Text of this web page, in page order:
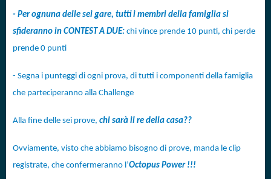
- Per ognuna delle sei gare, tutti i membri della famiglia si
sfideranno in CONTEST A DUE: chi vince prende 10 punti, chi perde
prende 0 punti
- Segna i punteggi di ogni prova, di tutti i componenti della famiglia
che parteciperanno alla Challenge
Alla fine delle sei prove, chi sarà il re della casa??
Ovviamente, visto che abbiamo bisogno di prove, manda le clip
registrate, che confermeranno l’Octopus Power !!!